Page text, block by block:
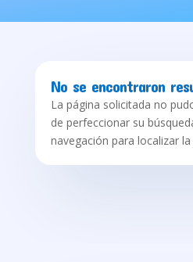
No se encontraron
La página solicitada no
de perfeccionar su
navegación para localizar